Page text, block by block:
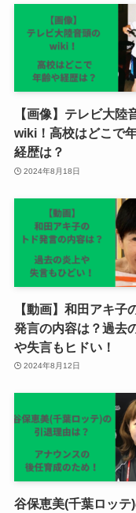
【画像】テレビ大陸
wiki！高校はどこで
経歴は？
2024年8月18日
【動画】和田アキ子
発言の内容は？過去
や失言もヒドい！
2024年8月12日
谷保恵美(千葉ロッテ)